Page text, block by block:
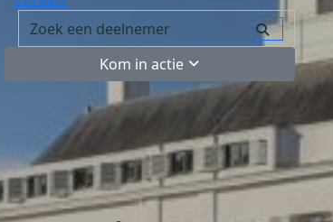
Kom in actie